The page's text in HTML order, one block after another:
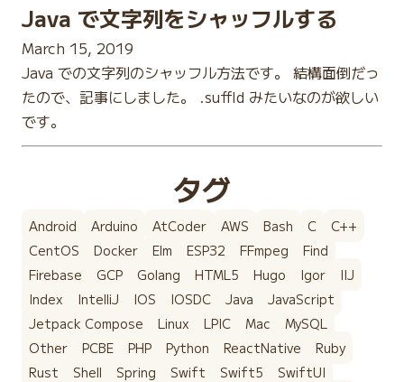
Java で文字列をシャッフルする
March 15, 2019
Java での文字列のシャッフル方法です。 結構面倒だっ
たので、記事にしました。 .suffld みたいなのが欲しい
です。
タグ
Android Arduino AtCoder AWS Bash C
C++
CentOS
Docker Elm ESP32 FFmpeg
Find
Firebase
GCP Golang HTML5 Hugo Igor
IIJ
Index
IntelliJ IOS IOSDC Java
JavaScript
Jetpack Compose
Linux LPIC Mac
MySQL
Other
PCBE PHP Python ReactNative
Ruby
Rust
Shell Spring Swift Swift5
SwiftUI